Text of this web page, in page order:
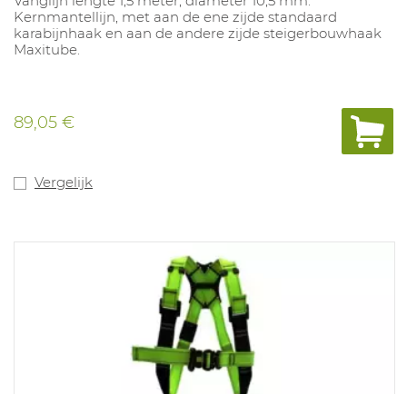
Kernmantellijn, met aan de ene zijde standaard
karabijnhaak en aan de andere zijde steigerbouwhaak
Maxitube.
89,05 €
Vergelijk